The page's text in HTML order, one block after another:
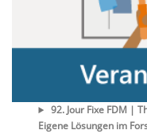
92. Jour Fixe FDM |
Eigene Lösungen im